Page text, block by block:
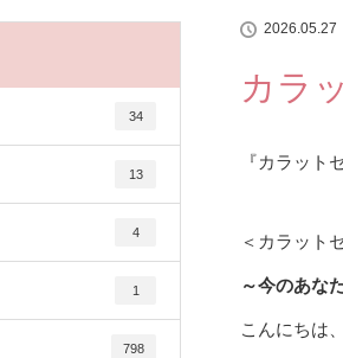
2026.05.27
カラ
『カラット
＜カラット
～今のあな
こんにちは
34
13
4
1
798